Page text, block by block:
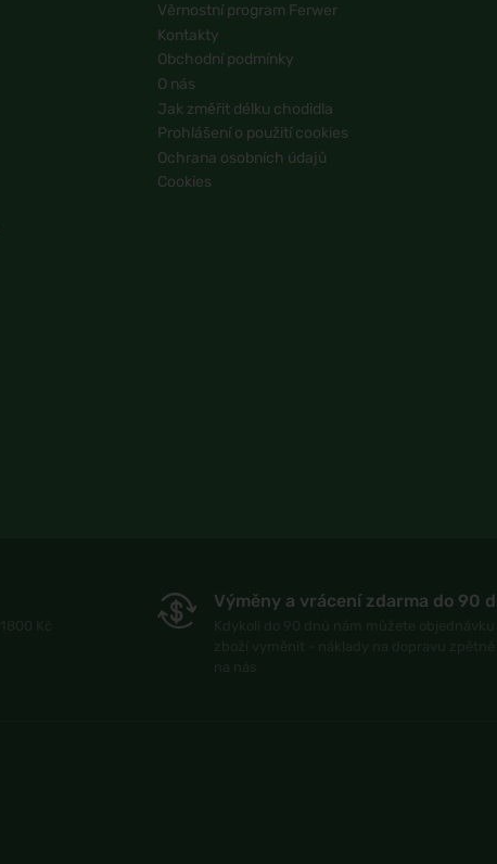
Věrnostní program Ferwer
Kontakty
Obchodní podmínky
O nás
Jak změřit délku chodidla
Prohlášení o použití cookies
Ochrana osobních údajů
Cookies
Výměny a vrácení zdarma do 90